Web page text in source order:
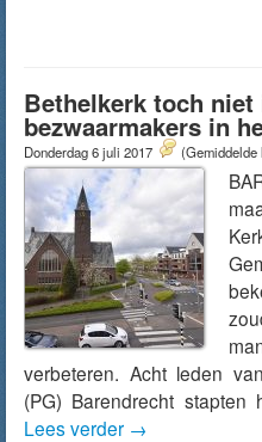
Bethelkerk toch niet
bezwaarmakers in
Donderdag 6 juli 2017 (Gemiddelde
verbeteren. Acht leden
(PG) Barendrecht
Lees verder →